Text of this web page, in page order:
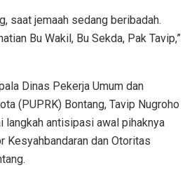
saat jemaah sedang beribadah.
Bu Wakil, Bu Sekda, Pak Tavip,”
Dinas Pekerja Umum dan
(PUPRK) Bontang, Tavip Nugroho
langkah antisipasi awal pihaknya
Kesyahbandaran dan Otoritas